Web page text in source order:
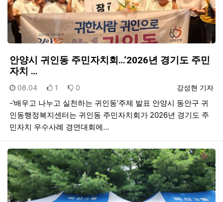
안양시 귀인동 주민자치회…‘2026년 경기도 주민
자치 …
등록자
강성현 기자
등록일
08.04 추천
1 비추천
0
-‘배우고 나누고 실천하는 귀인동’주제 발표 안양시 동안구 귀
인동행정복지센터는 귀인동 주민자치회가 2026년 경기도 주
민자치 우수사례 경연대회에…